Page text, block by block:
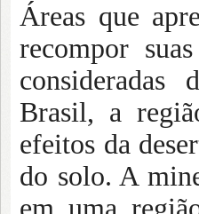
Áreas que
recompor
consideradas
Brasil, a
efeitos da
do solo. A